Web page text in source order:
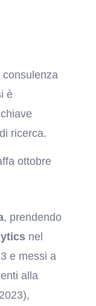
è
ricerca.
, prendendo
nel
e messi a
alla
),